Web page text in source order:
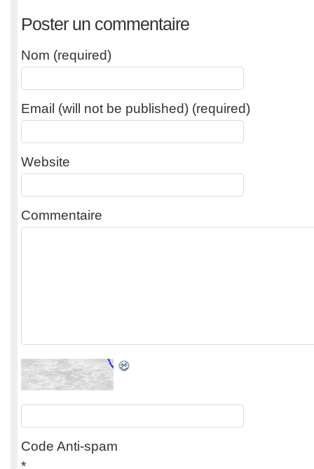
Poster un commentaire
Nom (required)
Email (will not be published) (required)
Website
Commentaire
Code Anti-spam
*